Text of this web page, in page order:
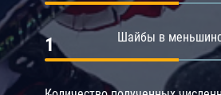
Шайбы в
1